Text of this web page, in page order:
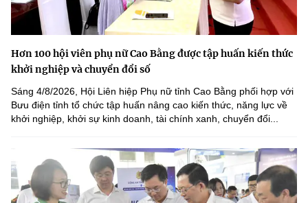
Hơn 100 hội viên phụ nữ Cao Bằng được tập huấn kiến thức
khởi nghiệp và chuyển đổi số
Sáng 4/8/2026, Hội Liên hiệp Phụ nữ tỉnh Cao Bằng phối hợp với
Bưu điện tỉnh tổ chức tập huấn nâng cao kiến thức, năng lực về
khởi nghiệp, khởi sự kinh doanh, tài chính xanh, chuyển đổi...